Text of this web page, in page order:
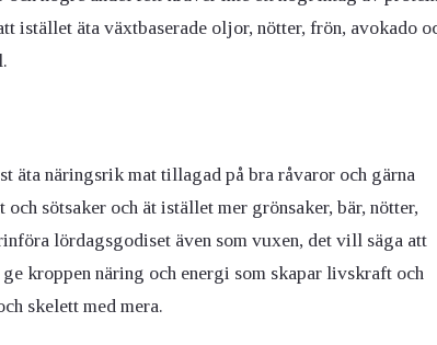
istället äta växtbaserade oljor, nötter, frön, avokado
äta näringsrik mat tillagad på bra råvaror och gärna
sötsaker och ät istället mer grönsaker, bär, nötter,
lördagsgodiset även som vuxen, det vill säga att
kroppen näring och energi som skapar livskraft och
skelett med mera.